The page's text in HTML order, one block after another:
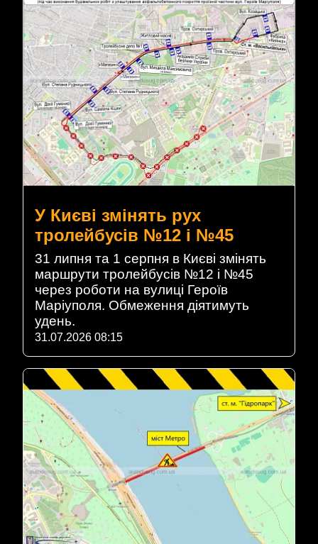
У Києві змінять рух
тролейбусів №12 і №45
31 липня та 1 серпня в Києві змінять
маршрути тролейбусів №12 і №45
через роботи на вулиці Героїв
Маріуполя. Обмеження діятимуть
удень.
31.07.2026 08:15